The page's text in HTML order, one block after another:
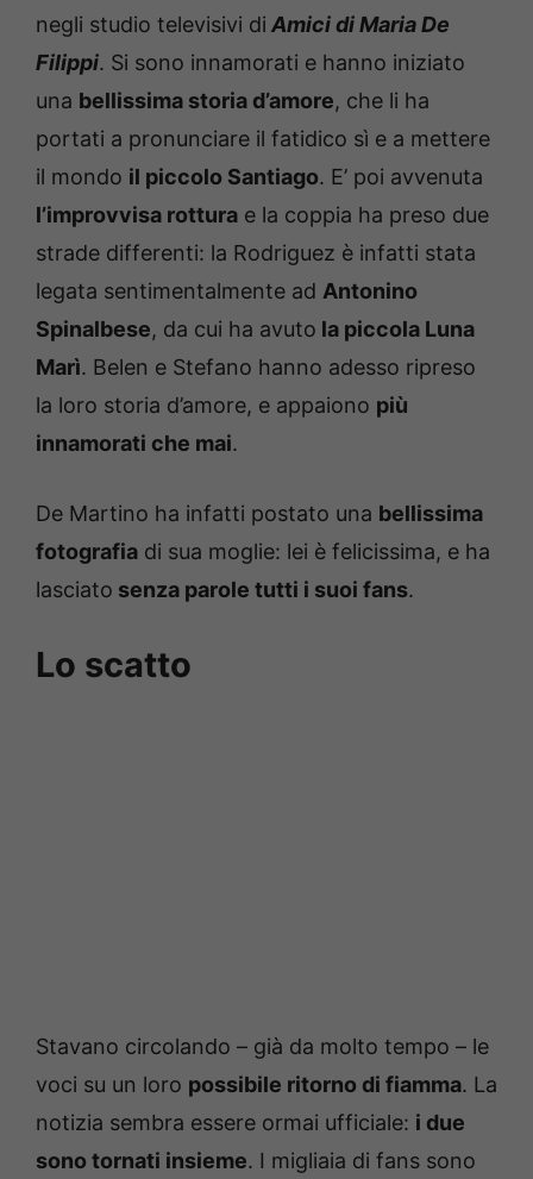
negli studio televisivi di Amici di Maria De
Filippi. Si sono innamorati e hanno iniziato
una bellissima storia d’amore, che li ha
portati a pronunciare il fatidico sì e a mettere
il mondo il piccolo Santiago. E’ poi avvenuta
l’improvvisa rottura e la coppia ha preso due
strade differenti: la Rodriguez è infatti stata
legata sentimentalmente ad Antonino
Spinalbese, da cui ha avuto la piccola Luna
Marì. Belen e Stefano hanno adesso ripreso
la loro storia d’amore, e appaiono più
innamorati che mai.
De Martino ha infatti postato una bellissima
fotografia di sua moglie: lei è felicissima, e ha
lasciato senza parole tutti i suoi fans.
Lo scatto
Stavano circolando – già da molto tempo – le
voci su un loro possibile ritorno di fiamma. La
notizia sembra essere ormai ufficiale: i due
sono tornati insieme. I migliaia di fans sono